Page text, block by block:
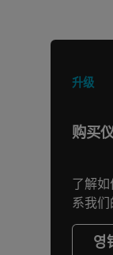
升级
购买
了解
系我们
영